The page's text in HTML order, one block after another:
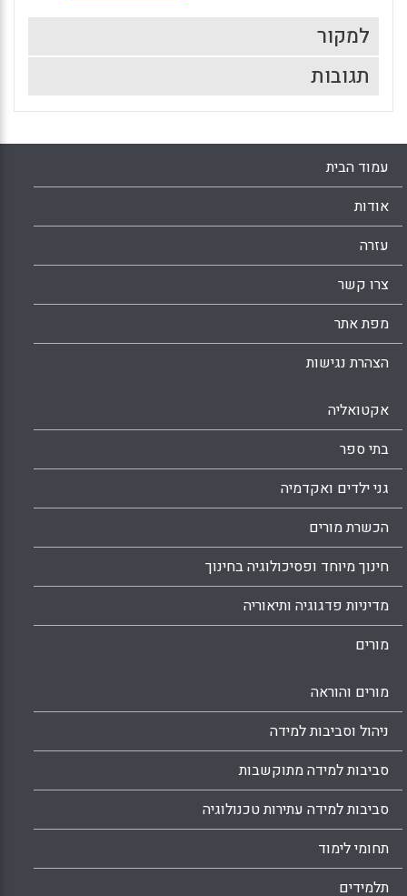
למקור
תגובות
עמוד הבית
אודות
עזרה
צרו קשר
מפת אתר
הצהרת נגישות
אקטואליה
בתי ספר
גני ילדים ואקדמיה
הכשרת מורים
חינוך מיוחד ופסיכולוגיה בחינוך
מדיניות פדגוגיה ותיאוריה
מורים
מורים והוראה
ניהול וסביבות למידה
סביבות למידה מתוקשבות
סביבות למידה עתירות טכנולוגיה
תחומי לימוד
תלמידים